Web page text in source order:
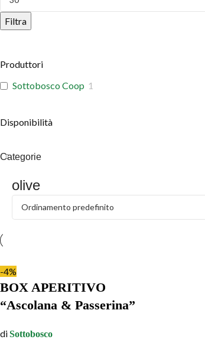
Filtra
Produttori
Sottobosco Coop 1
Disponibilità
Categorie
olive
-4%
BOX APERITIVO
“Ascolana & Passerina”
diSottobosco